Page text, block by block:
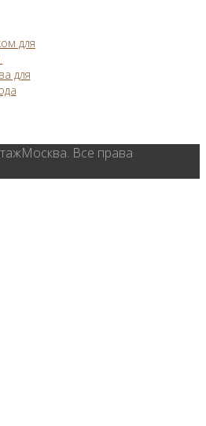
для
для
Все права